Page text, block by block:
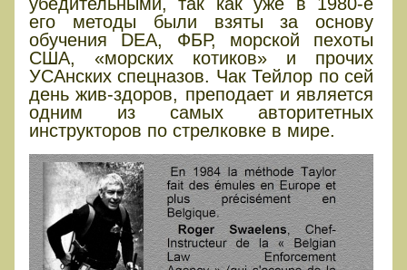
его методы были взяты за основу
обучения DEA, ФБР, морской пехоты
США, «морских котиков» и прочих
УСАнских спецназов. Чак Тейлор по сей
день жив-здоров, преподает и является
одним из самых авторитетных
инструкторов по стрелковке в мире.